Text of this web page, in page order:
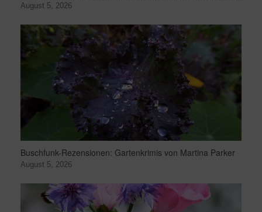
August 5, 2026
Buschfunk-Rezensionen: Gartenkrimis von Martina Parker
August 5, 2026